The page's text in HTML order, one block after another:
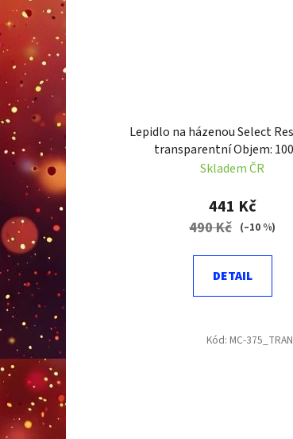
Lepidlo na házenou Select
transparentní Objem:
Skladem ČR
441 Kč
490 Kč (–10 %)
DETAIL
Kód: MC-